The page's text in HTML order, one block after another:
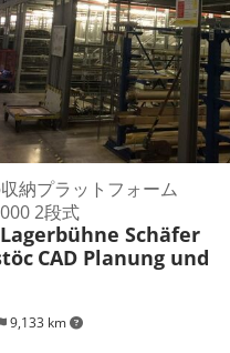
9,133 km
納プラットフォーム
2段式
Schäfer
CAD Planung und